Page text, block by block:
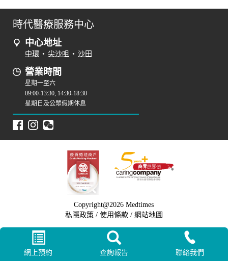
網上預約 查詢報告 聯絡我們
時代醫療服務中心
中心地址
中環 • 尖沙咀 • 沙田
營業時間
星期一至六
09:00-13:30, 14:30-18:30
星期日及公眾假期休息
Copyright@2026 Medtimes
私隱政策 / 使用條款/ 網站地圖